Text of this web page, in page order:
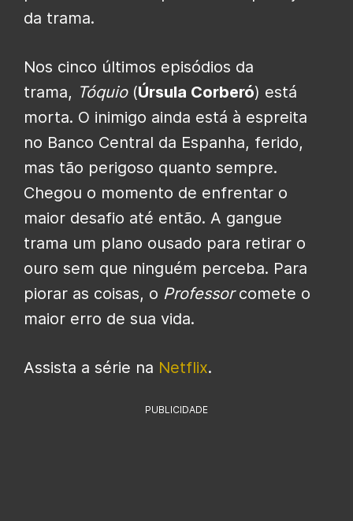
da trama.
Nos cinco últimos episódios da
trama, Tóquio(Úrsula Corberó) está
morta. O inimigo ainda está à espreita
no Banco Central da Espanha, ferido,
mas tão perigoso quanto sempre.
Chegou o momento de enfrentar o
maior desafio até então. A gangue
trama um plano ousado para retirar o
ouro sem que ninguém perceba. Para
piorar as coisas, o Professorcomete o
maior erro de sua vida.
Assista a série na Netflix.
PUBLICIDADE